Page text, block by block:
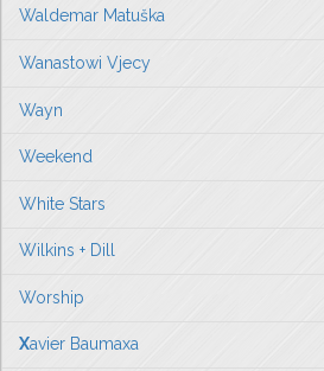
Waldemar Matuška
Wanastowi Vjecy
Wayn
Weekend
White Stars
Wilkins + Dill
Worship
Xavier Baumaxa